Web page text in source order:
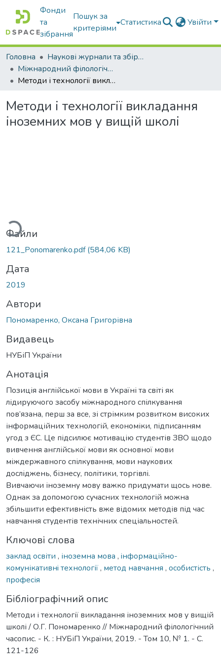
Фонди
та
зібрання
Пошук за
критеріями
Статистика Увійти
Головна
Наукові журнали та збірники видань
Міжнародний філологічний часопис
Методи і технології викладання іноземних мов у вищій школі
Методи і технології викладання
іноземних мов у вищій школі
Файли
121_Ponomarenko.pdf(584,06 KB)
Дата
2019
Автори
Пономаренко, Оксана Григорівна
Видавець
НУБіП України
Анотація
Позиція англійської мови в Україні та світі як
лідируючого засобу міжнародного спілкування
пов’язана, перш за все, зі стрімким розвитком високих
інформаційних технологій, економіки, підписанням
угод з ЄС. Це підсилює мотивацію студентів ЗВО щодо
вивчення англійської мови як основної мови
міждержавного спілкування, мови наукових
досліджень, бізнесу, політики, торгівлі.
Вивчаючи іноземну мову важко придумати щось нове.
Однак за допомогою сучасних технологій можна
збільшити ефективність вже відомих методів під час
навчання студентів технічних спеціальностей.
Ключові слова
заклад освіти , іноземна мова , iнформаційно-
комунікативнi технології, метод навчання , особистість ,
професія
Бібліографічний опис
Методи і технології викладання іноземних мов у вищій
школі / О.Г. Пономаренко // Міжнародний філологічний
часопис. - К. : НУБіП України, 2019. - Том 10, № 1. - С.
121-126